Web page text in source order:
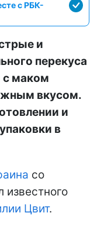
с РБК-
и
перекуса
с маком
вкусом.
и
в
со
известного
Цвит.